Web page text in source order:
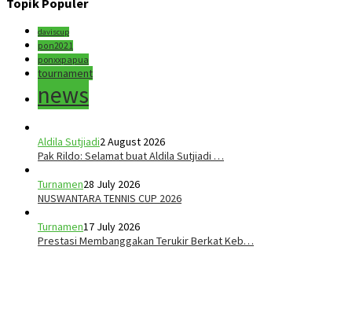
daviscup
pon2021
ponxxpapua
tournament
news
Aldila Sutjiadi2 August 2026
Pak Rildo: Selamat buat Aldila Sutjiadi …
Turnamen28 July 2026
NUSWANTARA TENNIS CUP 2026
Turnamen17 July 2026
Prestasi Membanggakan Terukir Berkat Keb…